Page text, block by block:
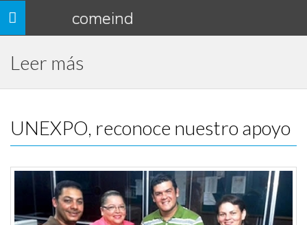
Toggle
navigation
comeind
Leer más
UNEXPO, reconoce nuestro apoyo